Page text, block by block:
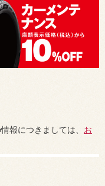
報につきましては、 お